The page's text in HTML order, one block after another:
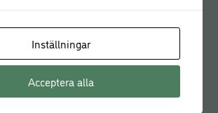
Inställningar
Acceptera alla